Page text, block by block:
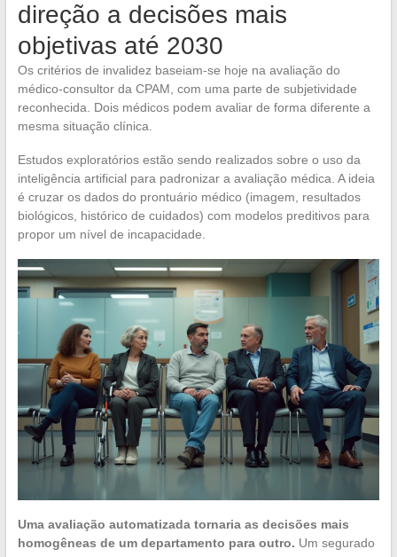
direção a decisões mais
objetivas até 2030
Os critérios de invalidez baseiam-se hoje na avaliação do
médico-consultor da CPAM, com uma parte de subjetividade
reconhecida. Dois médicos podem avaliar de forma diferente a
mesma situação clínica.
Estudos exploratórios estão sendo realizados sobre o uso da
inteligência artificial para padronizar a avaliação médica. A ideia
é cruzar os dados do prontuário médico (imagem, resultados
biológicos, histórico de cuidados) com modelos preditivos para
propor um nível de incapacidade.
Uma avaliação automatizada tornaria as decisões mais
homogêneas de um departamento para outro. Um segurado